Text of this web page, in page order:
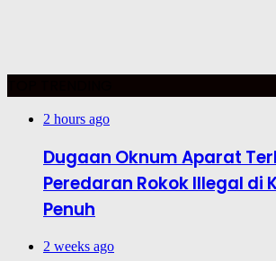
2 hours ago
Dugaan Oknum Aparat
Peredaran Rokok Illegal di
Penuh
2 weeks ago